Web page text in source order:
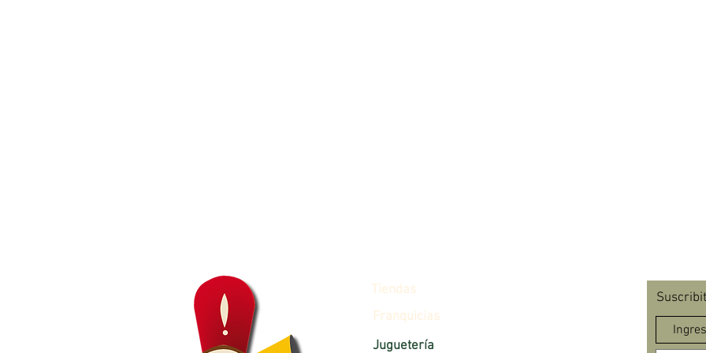
Tiendas
Franquicias
Juguetería